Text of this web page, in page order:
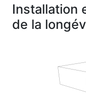
Installation
de la